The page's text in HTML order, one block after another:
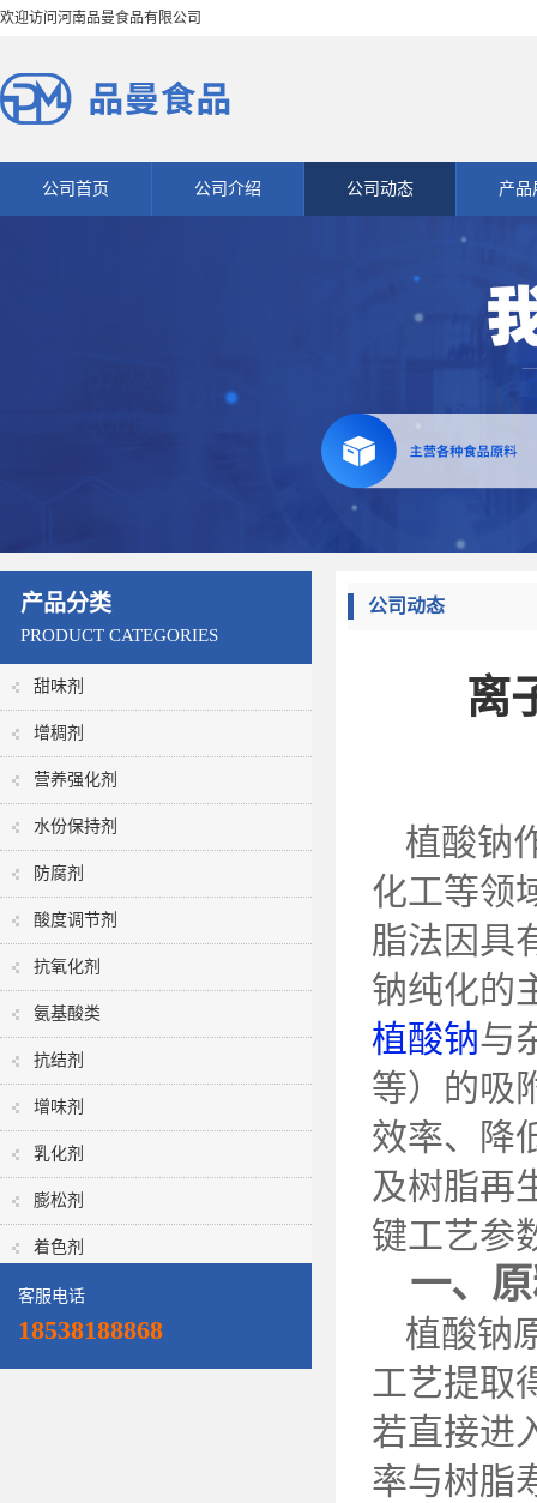
欢迎访问河南品曼食品有限公司
公司首页 公司介绍 公司动态 产品
产品分类
PRODUCT CATEGORIES
甜味剂
增稠剂
营养强化剂
水份保持剂
防腐剂
酸度调节剂
抗氧化剂
氨基酸类
抗结剂
增味剂
乳化剂
膨松剂
着色剂
客服电话
18538188868
公司动态
离
植酸钠
化工等领
脂法因具
钠纯化的
植酸钠与
等）的吸
效率、降
及树脂再
键工艺参
一、
植酸钠
工艺提取
若直接进
率与树脂